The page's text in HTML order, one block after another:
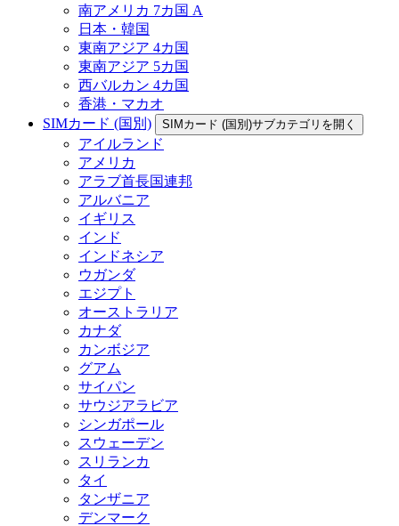
南アメリカ 7カ国 A
日本・韓国
東南アジア 4カ国
東南アジア 5カ国
西バルカン 4カ国
香港・マカオ
SIMカード (国別)
SIMカード (国別)サブカテゴリを開く
アイルランド
アメリカ
アラブ首長国連邦
アルバニア
イギリス
インド
インドネシア
ウガンダ
エジプト
オーストラリア
カナダ
カンボジア
グアム
サイパン
サウジアラビア
シンガポール
スウェーデン
スリランカ
タイ
タンザニア
デンマーク